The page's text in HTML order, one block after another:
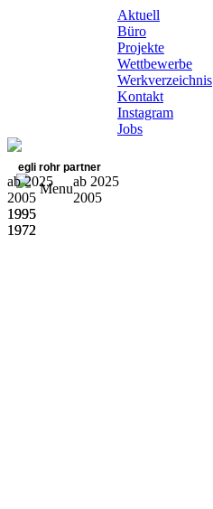
Aktuell
Büro
Projekte
Wettbewerbe
Werkverzeichnis
Kontakt
Instagram
Jobs
egli rohr partner
Menu
ab 2025
2005
1995
1972
ab 2025
2005
1995
1972